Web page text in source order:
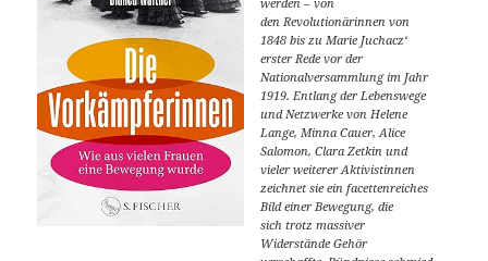
den Revolutionärinnen von
1848 bis zu Marie Juchacz‘
erster Rede vor der
Nationalversammlung im Jahr
1919. Entlang der Lebenswege
und Netzwerke von Helene
Lange, Minna Cauer, Alice
Salomon, Clara Zetkin und
vieler weiterer Aktivistinnen
zeichnet sie ein facettenreiches
Bild einer Bewegung, die
sich trotz massiver
Widerstände Gehör